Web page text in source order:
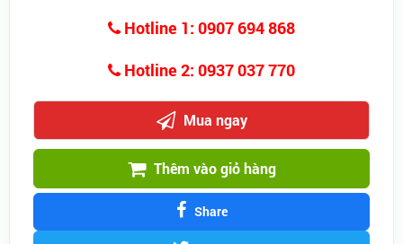
Hotline 1: 0907 694 868
Hotline 2: 0937 037 770
Mua ngay
Thêm vào giỏ hàng
Share